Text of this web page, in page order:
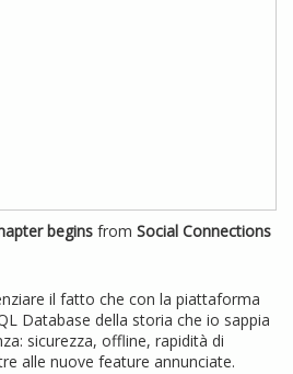
begins from Social Connections
il fatto che con la piattaforma
Database della storia che io sappia
sicurezza, offline, rapidità di
alle nuove feature annunciate.